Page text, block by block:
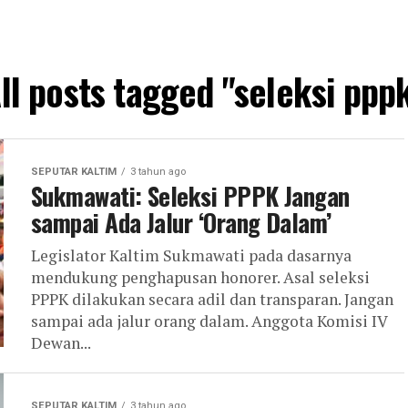
posts tagged "seleksi
SEPUTAR KALTIM 3 tahun ago
Sukmawati: Seleksi PPPK Jangan
sampai Ada Jalur ‘Orang Dalam’
Legislator Kaltim Sukmawati pada dasarnya
mendukung penghapusan honorer. Asal seleksi
PPPK dilakukan secara adil dan transparan. Jangan
sampai ada jalur orang dalam. Anggota Komisi IV
Dewan...